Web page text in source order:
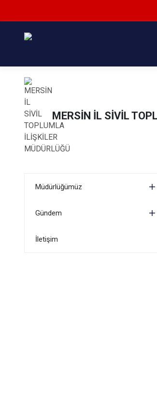
MERSİN İL SİVİL
Müdürlüğümüz
Gündem
İletişim